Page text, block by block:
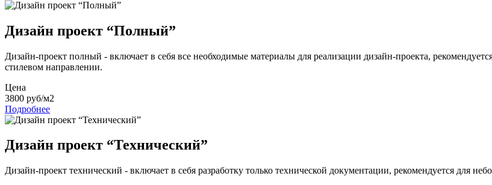
Дизайн проект “Полный”
Дизайн-проект полный - включает в себя все необходимые материалы для реализации дизайн-проекта,
стилевом направлении.
Цена
3800 руб/м2
Подробнее
Дизайн проект “Технический”
Дизайн-проект технический - включает в себя разработку только технической документации, рекомендуется для